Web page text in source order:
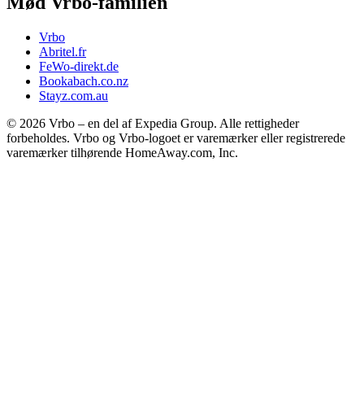
Vrbo
Abritel.fr
FeWo-direkt.de
Bookabach.co.nz
Stayz.com.au
© 2026 Vrbo – en del af Expedia Group. Alle rettigheder
forbeholdes. Vrbo og Vrbo-logoet er varemærker eller registrerede
varemærker tilhørende HomeAway.com, Inc.